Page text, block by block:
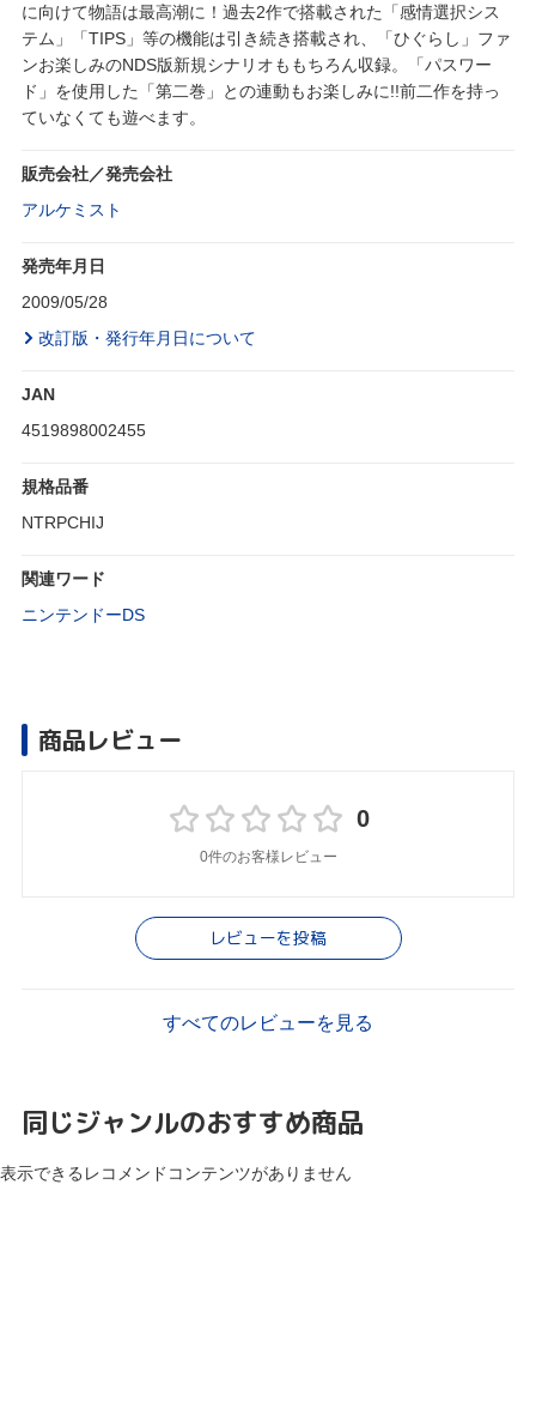
に向けて物語は最高潮に！過去2作で搭載された「感情選択シス
テム」「TIPS」等の機能は引き続き搭載され、「ひぐらし」ファ
ンお楽しみのNDS版新規シナリオももちろん収録。「パスワー
ド」を使用した「第二巻」との連動もお楽しみに!!前二作を持っ
ていなくても遊べます。
販売会社／発売会社
アルケミスト
発売年月日
2009/05/28
改訂版・発行年月日について
JAN
4519898002455
規格品番
NTRPCHIJ
関連ワード
ニンテンドーDS
商品レビュー
0
0件のお客様レビュー
レビューを投稿
すべてのレビューを見る
同じジャンルのおすすめ商品
表示できるレコメンドコンテンツがありません